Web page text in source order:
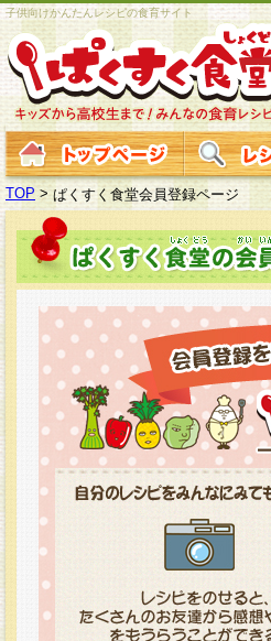
子供向けかんたんレシピの食育サイト
TOP > ぱくすく食堂会員登録ページ